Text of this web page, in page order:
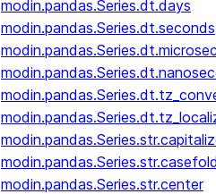
modin.pandas.Series.dt.days
modin.pandas.Series.dt.seconds
modin.pandas.Series.str.center